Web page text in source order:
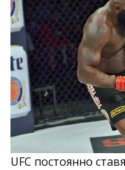
UFC постоянно